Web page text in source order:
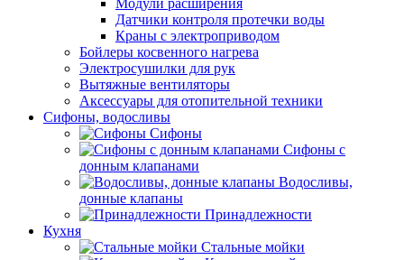
Модули расширения
Датчики контроля протечки воды
Краны с электроприводом
Бойлеры косвенного нагрева
Электросушилки для рук
Вытяжные вентиляторы
Аксессуары для отопительной техники
Сифоны, водосливы
Сифоны
Сифоны с
донным клапанами
Водосливы,
донные клапаны
Принадлежности
Кухня
Стальные мойки